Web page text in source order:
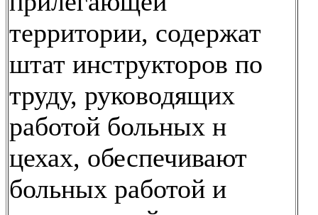
территории, содержат
штат инструкторов по
труду, руководящих
работой больных н
цехах, обеспечивают
больных работой и